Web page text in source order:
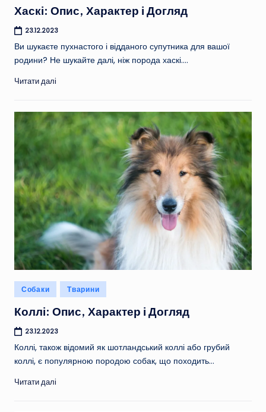
Хаскі: Опис, Характер і Догляд
23.12.2023
Ви шукаєте пухнастого і відданого супутника для вашої
родини? Не шукайте далі, ніж порода хаскі.…
Читати далі
Опубліковано
у
Собаки Тварини
Коллі: Опис, Характер і Догляд
23.12.2023
Коллі, також відомий як шотландський коллі або грубий
коллі, є популярною породою собак, що походить…
Читати далі